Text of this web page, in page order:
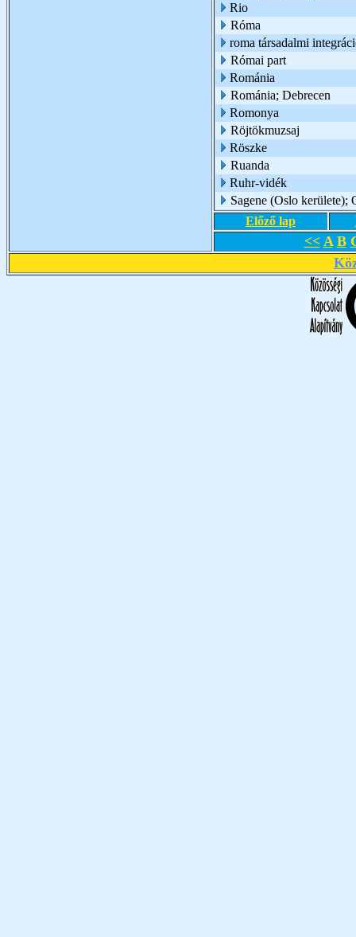
Rio
Róma
roma társadalmi
Római part
Románia
Románia; Debrecen
Romonya
Röjtökmuzsaj
Röszke
Ruanda
Ruhr-vidék
Sagene (Oslo kerülete);
Előző lap
<< A B